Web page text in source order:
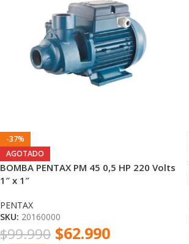
-37%
AGOTADO
BOMBA PENTAX PM 45 0,5 HP 220 Volts
1″ x 1″
PENTAX
SKU: 20160000
$99.990 $62.990